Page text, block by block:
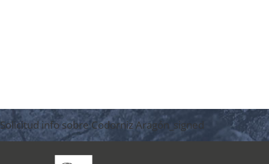
Solicitud info sobre Codorniz Aragón_signed